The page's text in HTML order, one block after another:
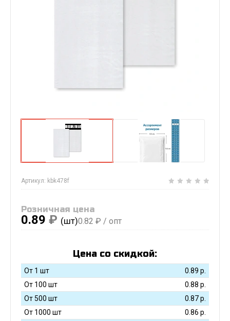
Артикул: kbk478f
Розничная цена
0.89 ₽ (шт)0.82 ₽ / опт
Цена со скидкой:
От 1 шт 0.89 р.
От 100 шт
0.88 р.
От 500 шт
0.87р.
От 1000 шт
0.86 р.